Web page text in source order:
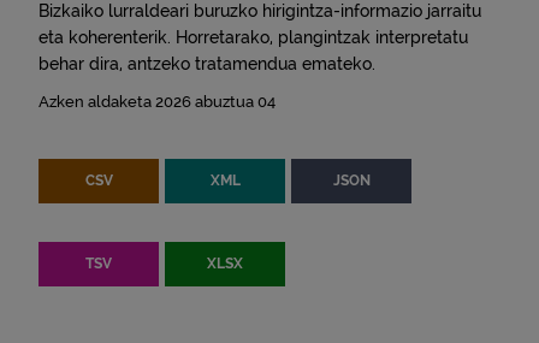
Bizkaiko lurraldeari buruzko hirigintza-informazio jarraitu
eta koherenterik. Horretarako, plangintzak interpretatu
behar dira, antzeko tratamendua emateko.
Azken aldaketa 2026 abuztua 04
CSV XML JSON
TSV XLSX